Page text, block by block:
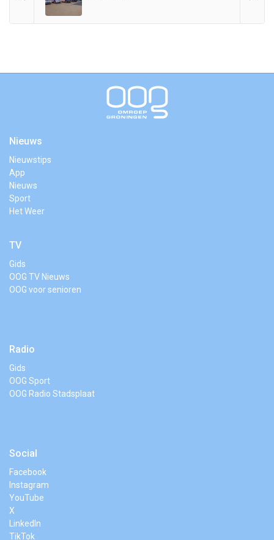
Nieuws
Nieuwstips
App
Nieuws
Sport
Het Weer
TV
Gids
OOG TV Nieuws
OOG voor senioren
Radio
Gids
OOG Sport
OOG Radio Stadsplaat
Social
Facebook
Instagram
YouTube
X
LinkedIn
TikTok